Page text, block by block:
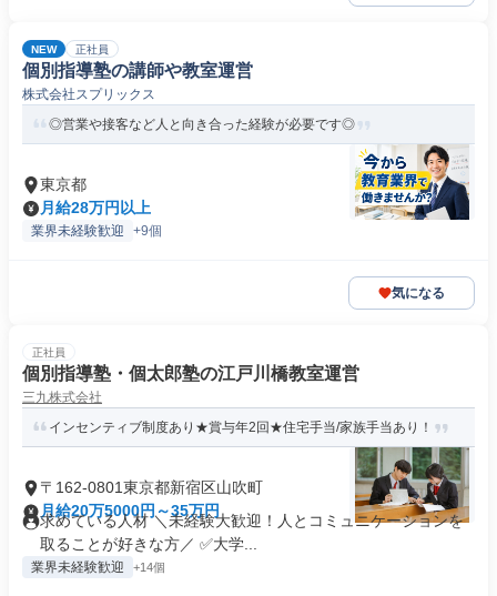
NEW 正社員
個別指導塾の講師や教室運営
株式会社スプリックス
◎営業や接客など人と向き合った経験が必要です◎
東京都
月給28万円以上
業界未経験歓迎 +9個
気になる
正社員
個別指導塾・個太郎塾の江戸川橋教室運営
三九株式会社
インセンティブ制度あり★賞与年2回★住宅手当/家族手当あり！
〒162-0801東京都新宿区山吹町
月給20万5000円～35万円
求めている人材 ＼未経験大歓迎！人とコミュニケーションを
取ることが好きな方／ ✅大学...
業界未経験歓迎 +14個